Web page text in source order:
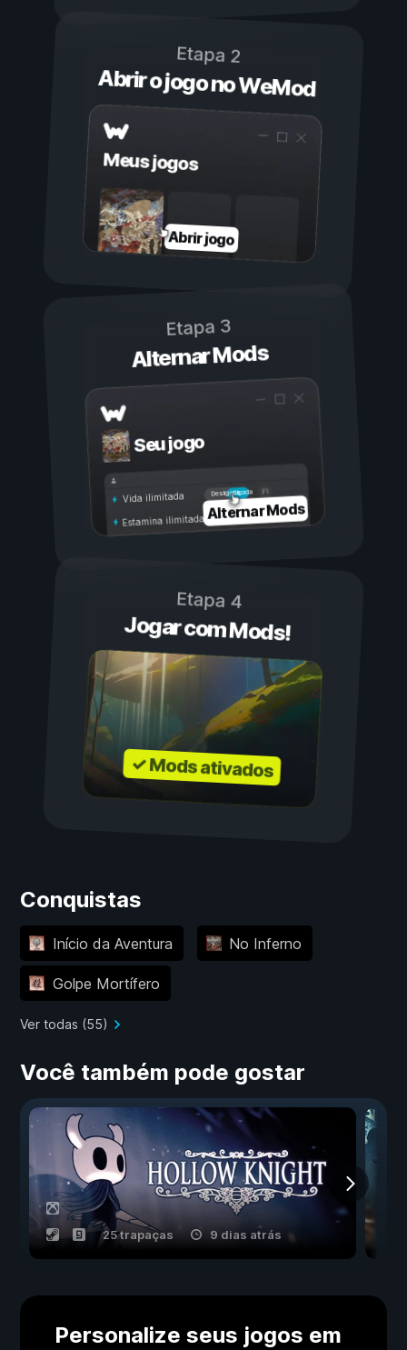
Etapa 2
Abrir o jogo no WeMod
Meus jogos
Abrir jogo
Etapa 3
Alternar Mods
Seu jogo
Ligada
Desligada
Vida ilimitada
Estamina ilimitadaAlternar Mods
Etapa 4
Jogar com Mods!
✓ Mods ativados
Conquistas
Início da Aventura No Inferno
Golpe Mortífero
Ver todas (55)
Você também pode gostar
25 trapaças 9 dias atrás
Personalize seus jogos em